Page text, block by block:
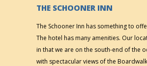
THE SCHOONER INN
The Schooner Inn has something to
The hotel has many amenities. Our
in that we are on the south-end of the
with spectacular views of the